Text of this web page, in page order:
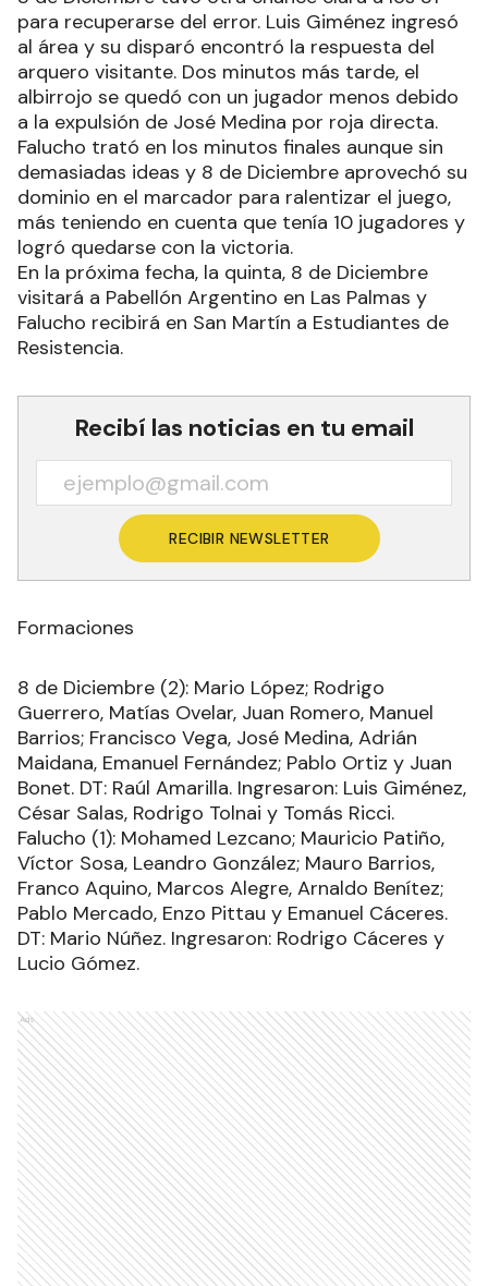
para recuperarse del error. Luis Giménez ingresó
al área y su disparó encontró la respuesta del
arquero visitante. Dos minutos más tarde, el
albirrojo se quedó con un jugador menos debido
a la expulsión de José Medina por roja directa.
Falucho trató en los minutos finales aunque sin
demasiadas ideas y 8 de Diciembre aprovechó su
dominio en el marcador para ralentizar el juego,
más teniendo en cuenta que tenía 10 jugadores y
logró quedarse con la victoria.
En la próxima fecha, la quinta, 8 de Diciembre
visitará a Pabellón Argentino en Las Palmas y
Falucho recibirá en San Martín a Estudiantes de
Resistencia.
Recibí las noticias en tu email
RECIBIR NEWSLETTER
Formaciones
8 de Diciembre (2): Mario López; Rodrigo
Guerrero, Matías Ovelar, Juan Romero, Manuel
Barrios; Francisco Vega, José Medina, Adrián
Maidana, Emanuel Fernández; Pablo Ortiz y Juan
Bonet. DT: Raúl Amarilla. Ingresaron: Luis Giménez,
César Salas, Rodrigo Tolnai y Tomás Ricci.
Falucho (1): Mohamed Lezcano; Mauricio Patiño,
Víctor Sosa, Leandro González; Mauro Barrios,
Franco Aquino, Marcos Alegre, Arnaldo Benítez;
Pablo Mercado, Enzo Pittau y Emanuel Cáceres.
DT: Mario Núñez. Ingresaron: Rodrigo Cáceres y
Lucio Gómez.
Ads